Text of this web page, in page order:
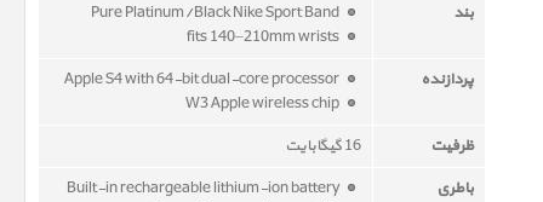
بند
پردازنده
ظرفیت
16 گیگابایت
باطری